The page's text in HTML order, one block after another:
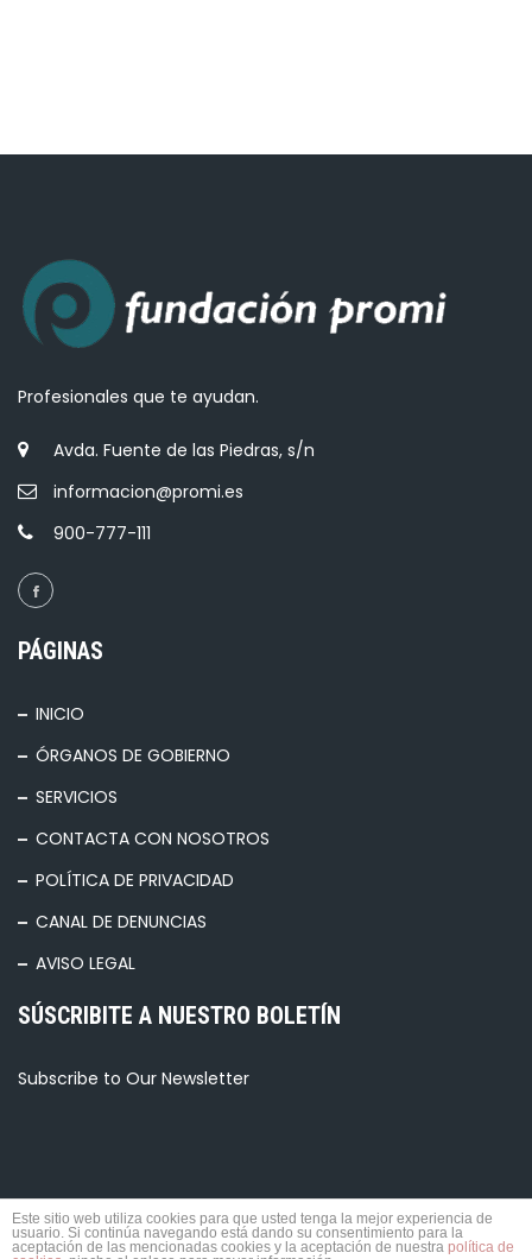
Profesionales que te ayudan.
Avda. Fuente de las Piedras, s/n
informacion@promi.es
900-777-111
PÁGINAS
INICIO
ÓRGANOS DE GOBIERNO
SERVICIOS
CONTACTA CON NOSOTROS
POLÍTICA DE PRIVACIDAD
CANAL DE DENUNCIAS
AVISO LEGAL
SÚSCRIBITE A NUESTRO BOLETÍN
Subscribe to Our Newsletter
© 2026 TODOS LOS DERECHOS RESERVADOS.
Este sitio web utiliza cookies para que usted tenga la mejor experiencia de
usuario. Si continúa navegando está dando su consentimiento para la
aceptación de las mencionadas cookies y la aceptación de nuestra política de